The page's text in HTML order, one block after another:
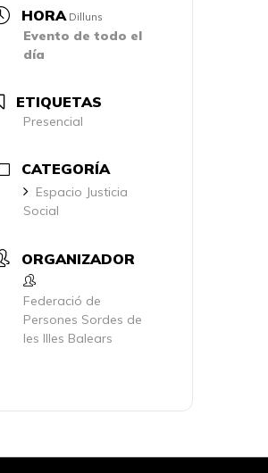
HORA Dilluns
Evento de todo el
día
ETIQUETAS
Presencial
CATEGORÍA
Espacio Justicia
Social
ORGANIZADOR
Federació de
Persones Sordes de
les Illes Balears